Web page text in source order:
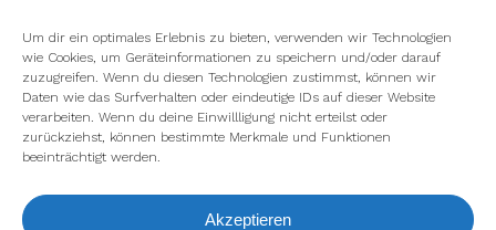
Um dir ein optimales Erlebnis zu bieten, verwenden wir Technologien
wie Cookies, um Geräteinformationen zu speichern und/oder darauf
zuzugreifen. Wenn du diesen Technologien zustimmst, können wir
Daten wie das Surfverhalten oder eindeutige IDs auf dieser Website
verarbeiten. Wenn du deine Einwillligung nicht erteilst oder
zurückziehst, können bestimmte Merkmale und Funktionen
beeinträchtigt werden.
Akzeptieren